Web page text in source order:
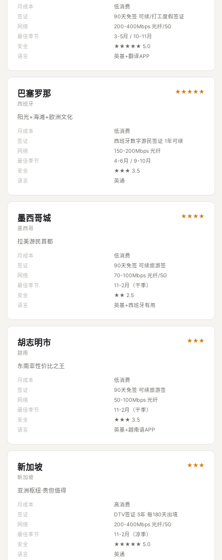
月成本
低消费
签证
90天免签 可续/打工度假签证
网络
200-400Mbps 光纤/5G
最佳季节
3-5月 / 10-11月
安全
★★★★★ 5.0
语言
英基+翻译APP
巴塞罗那
西班牙
★★★★★
阳光+海滩+欧洲文化
月成本
低消费
签证
西班牙数字游民签证 1年可续
网络
150-200Mbps 光纤
最佳季节
4-6月 / 9-10月
安全
★★★ 3.5
语言
英通
墨西哥城
墨西哥
★★★★
拉美游民首都
月成本
低消费
签证
90天免签 可续旅游签
网络
70-100Mbps 光纤/5G
最佳季节
11-2月（干季）
安全
★★ 2.5
语言
英基+西班牙有用
胡志明市
越南
★★★
东南亚性价比之王
月成本
低消费
签证
90天免签 可续旅游签
网络
50-100Mbps 光纤
最佳季节
11-2月（干季）
安全
★★★ 3.5
语言
英基+越南语APP
新加坡
新加坡
★★★
亚洲枢纽·贵但值得
月成本
高消费
签证
DTV签证 5年 每180天出境
网络
200-400Mbps 光纤/5G
最佳季节
11-2月（凉季）
安全
★★★★★ 5.0
语言
英通